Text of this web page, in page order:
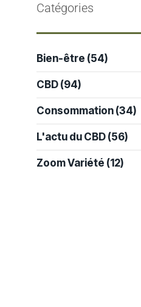
Catégories
Bien-être (54)
CBD (94)
Consommation (34)
L'actu du CBD (56)
Zoom Variété (12)